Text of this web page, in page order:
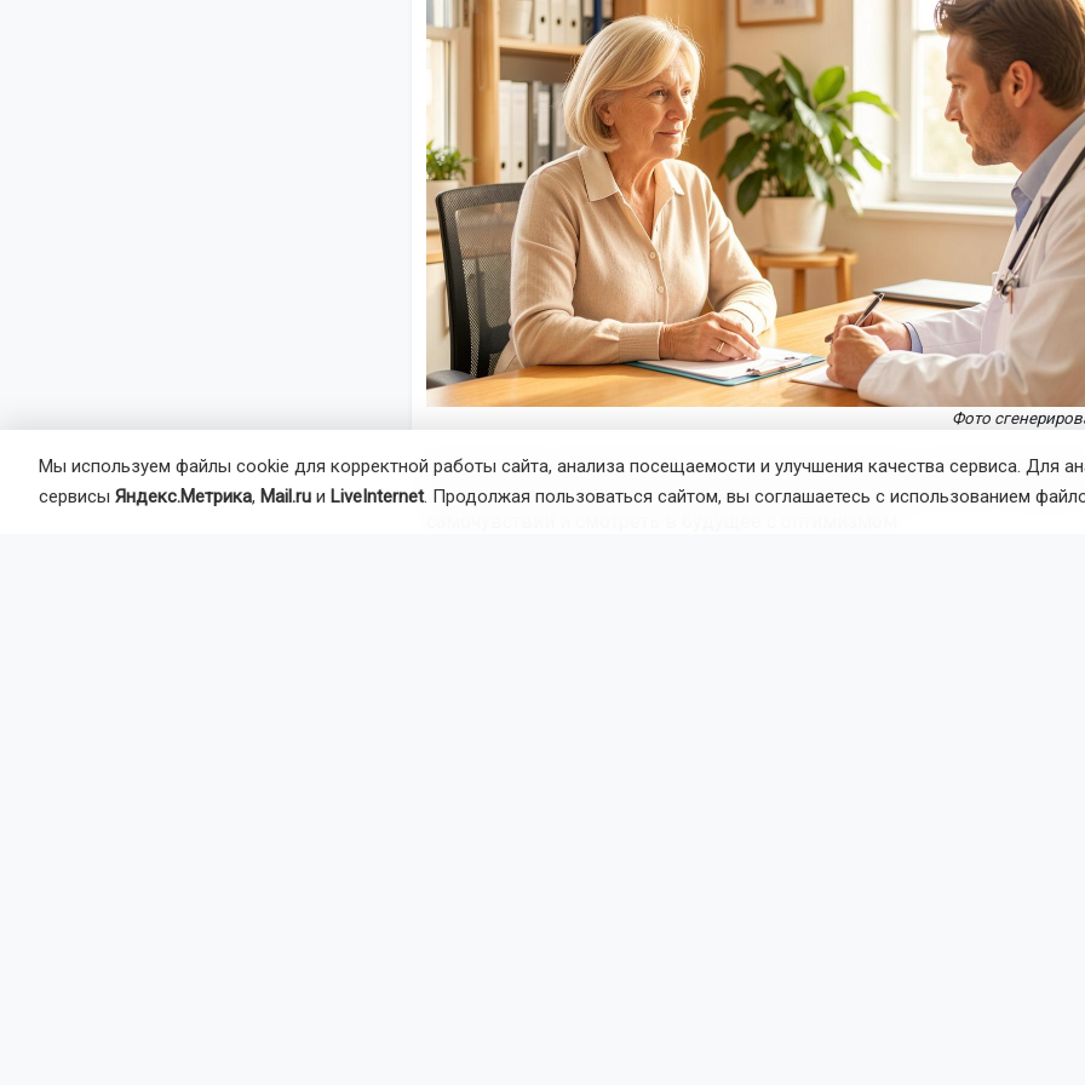
Фото
Министерство здравоохранения региона напоминает: наступивший
идеальная возможность пройти диспансеризацию, чтобы быть
Мы используем файлы cookie для корректной работы сайта, анализа посещаемости и улучшения качества сервиса. Для
сервисы Яндекс.Метрика, Mail.ru и LiveInternet. Продолжая пользоваться сайтом, вы соглашаетесь с использованием